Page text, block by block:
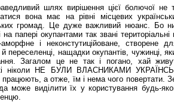
шлях вирішення цієї болючої не
вона має на рівні місцевих
громад. Це дуже важливий нюанс. Бо
на папері окупантами так звані
аморфне і неконстутиційоване,
переселенці, нащадки окупантів, чужин­ці,
Загалом це не так і погано, хай
ніколи НЕ БУЛИ ВЛАСНИКАМИ
працюють, а отже, їм і нема чого повертати.
може виділити їх у користування будь-